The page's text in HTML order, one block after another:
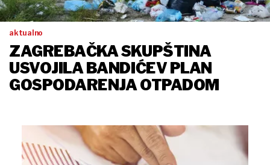
aktualno
ZAGREBAČKA SKUPŠTINA
USVOJILA BANDIĆEV PLAN
GOSPODARENJA OTPADOM